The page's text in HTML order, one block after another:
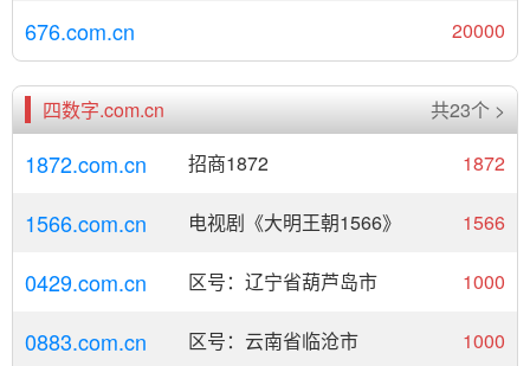
676.com.cn 20000
四数字.com.cn 共23个 >
1872.com.cn 招商1872 1872
1566.com.cn 电视剧《大明王朝1566》 1566
0429.com.cn 区号：辽宁省葫芦岛市 1000
0883.com.cn 区号：云南省临沧市 1000